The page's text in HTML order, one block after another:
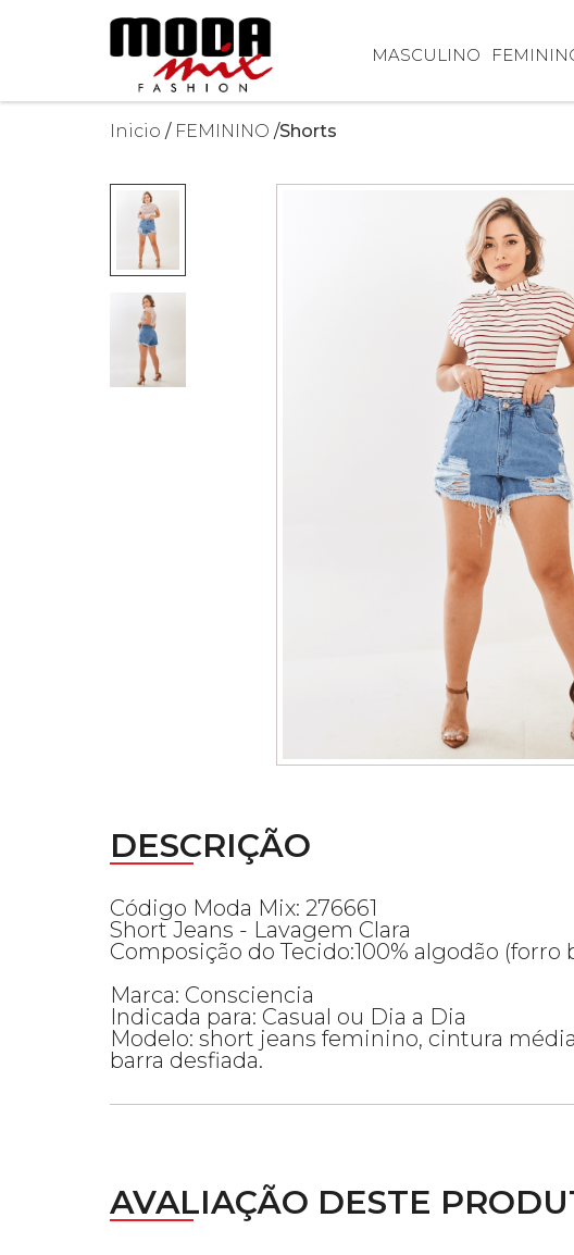
MASCULINO
Inicio FEMININO Shorts
DESCRIÇÃO
Código Moda Mix: 276661
Short Jeans - Lavagem Clara
Composição do Tecido:100% algodão (forro
Marca: Consciencia
Indicada para: Casual ou Dia a Dia
Modelo: short jeans feminino, cintura
barra desfiada.
AVALIAÇÃO DESTE